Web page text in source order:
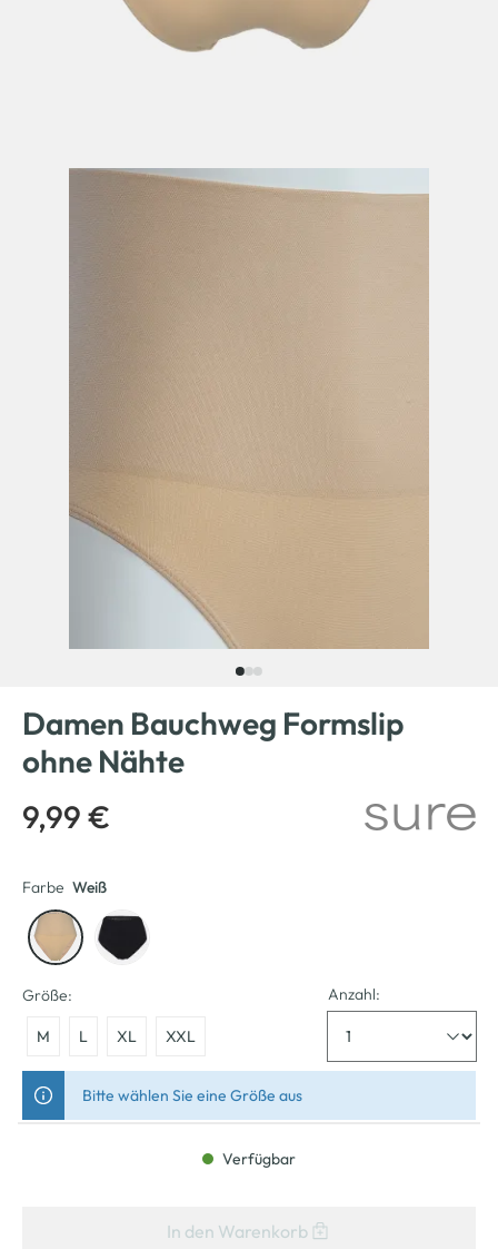
Damen Bauchweg Formslip
ohne Nähte
9,99 €
Farbe Weiß
Größe:
M L XL XXL
Anzahl:
Bitte wählen Sie eine Größe aus
Verfügbar
In den Warenkorb